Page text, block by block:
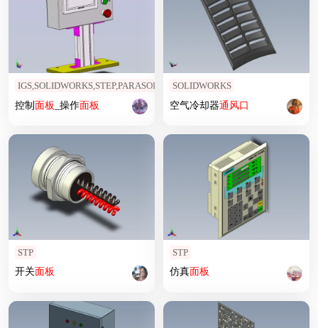
IGS,SOLIDWORKS,STEP,PARASOLID
控制面板 _操作面板
SOLIDWORKS
空气冷却器通风口
STP
开关面板
STP
仿真面板